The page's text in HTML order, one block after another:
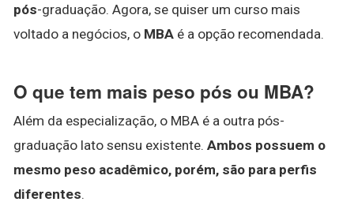
pós-graduação. Agora, se quiser um curso mais
voltado a negócios, o MBA é a opção recomendada.
O que tem mais peso pós ou MBA?
Além da especialização, o MBA é a outra pós-
graduação lato sensu existente. Ambos possuem o
mesmo peso acadêmico, porém, são para perfis
diferentes.